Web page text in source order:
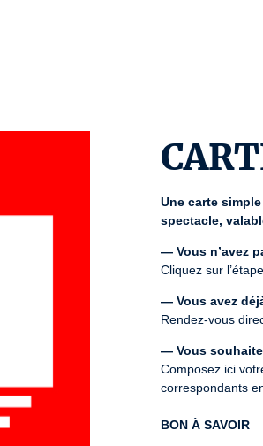
Une carte
spectacle,
— Vous n’avez
Cliquez sur
— Vous avez
Rendez-vous
— Vous
Composez ici
correspondants
BON À SAVOIR